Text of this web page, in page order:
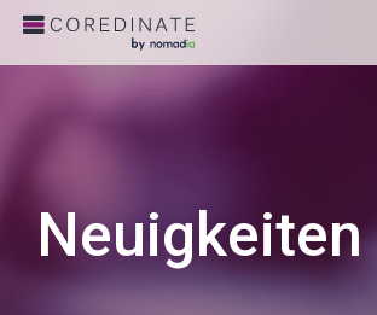
Neuigkeiten